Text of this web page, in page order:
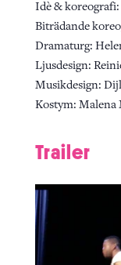
Idè & koreografi:
Biträdande
Dramaturg:
Ljusdesign:
Musikdesign:
Kostym: Malena
Trailer